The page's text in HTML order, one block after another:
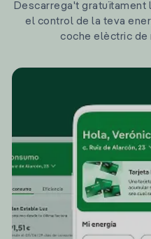
Descarrega't gratuïtament
el control de la teva
coche elèctric de